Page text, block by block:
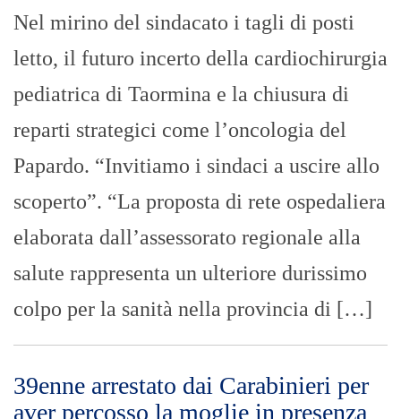
Nel mirino del sindacato i tagli di posti
letto, il futuro incerto della cardiochirurgia
pediatrica di Taormina e la chiusura di
reparti strategici come l’oncologia del
Papardo. “Invitiamo i sindaci a uscire allo
scoperto”. “La proposta di rete ospedaliera
elaborata dall’assessorato regionale alla
salute rappresenta un ulteriore durissimo
colpo per la sanità nella provincia di […]
39enne arrestato dai Carabinieri per
aver percosso la moglie in presenza